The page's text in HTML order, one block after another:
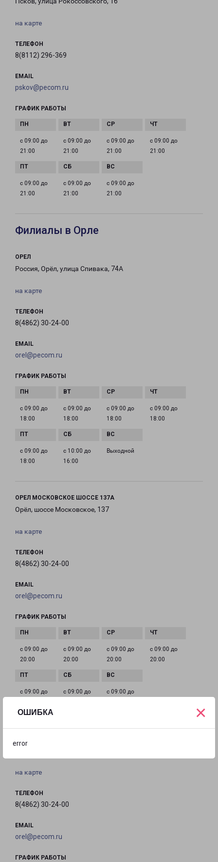
ОШИБКА
error
×
на карте
ТЕЛЕФОН
8(8112) 296-369
EMAIL
pskov@pecom.ru
ГРАФИК РАБОТЫ
с 09:00 до
21:00
с 09:00 до
21:00
с 09:00 до
21:00
с 09:00 до
21:00
с 09:00 до
21:00
с 09:00 до
21:00
с 09:00 до
21:00
Филиалы в Орле
ОРЕЛ
Россия, Орёл, улица Спивака, 74А
на карте
ТЕЛЕФОН
8(4862) 30-24-00
EMAIL
orel@pecom.ru
ГРАФИК РАБОТЫ
с 09:00 до
18:00
с 09:00 до
18:00
с 09:00 до
18:00
с 09:00 до
18:00
с 09:00 до
18:00
с 10:00 до
16:00
Выходной
ОРЕЛ МОСКОВСКОЕ ШОССЕ 137А
Орёл, шоссе Московское, 137
на карте
ТЕЛЕФОН
8(4862) 30-24-00
EMAIL
orel@pecom.ru
ГРАФИК РАБОТЫ
с 09:00 до
20:00
с 09:00 до
20:00
с 09:00 до
20:00
с 09:00 до
20:00
с 09:00 до
с 09:00 до
с 09:00 до
на карте
ТЕЛЕФОН
8(4862) 30-24-00
EMAIL
orel@pecom.ru
ГРАФИК РАБОТЫ